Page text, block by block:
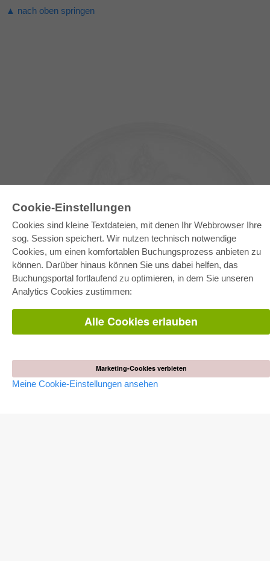
Cookie-Einstellungen
Cookies sind kleine Textdateien, mit denen Ihr Webbrowser Ihre
sog. Session speichert. Wir nutzen technisch notwendige
Cookies, um einen komfortablen Buchungsprozess anbieten zu
können. Darüber hinaus können Sie uns dabei helfen, das
Buchungsportal fortlaufend zu optimieren, in dem Sie unseren
Analytics Cookies zustimmen:
Alle Cookies erlauben
Marketing-Cookies verbieten
Meine Cookie-Einstellungen ansehen
▲ nach oben springen
E-COLLECTION
Gesamtpaket
Fachbereichspakete
Pick & Choose
Alle Autoren
AGB